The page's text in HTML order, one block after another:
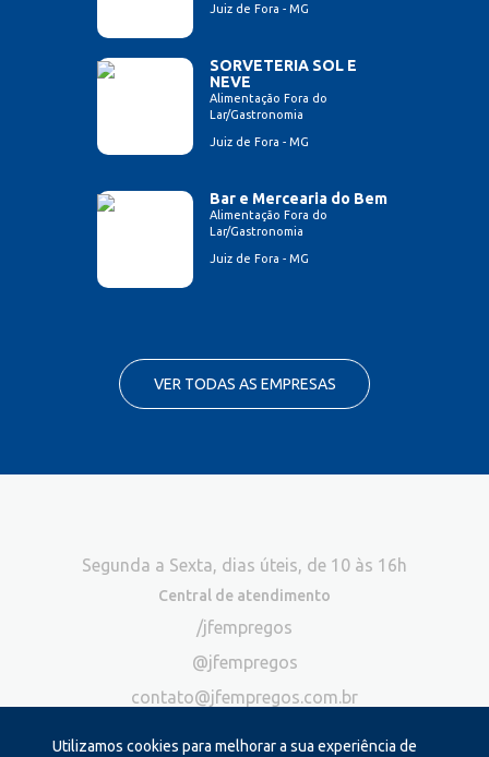
Juiz de Fora - MG
SORVETERIA SOL E
NEVE
Alimentação Fora do
Lar/Gastronomia
Juiz de Fora - MG
Bar e Mercearia do Bem
Alimentação Fora do
Lar/Gastronomia
Juiz de Fora - MG
VER TODAS AS EMPRESAS
Utilizamos cookies para melhorar a sua experiência de
Segunda a Sexta, dias úteis, de 10 às 16h
Central de atendimento
/jfempregos
@jfempregos
contato@jfempregos.com.br